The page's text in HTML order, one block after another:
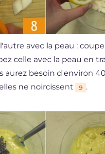
avec la peau :
celle avec la peau en
aurez besoin d'environ
ne noircissent
9 .